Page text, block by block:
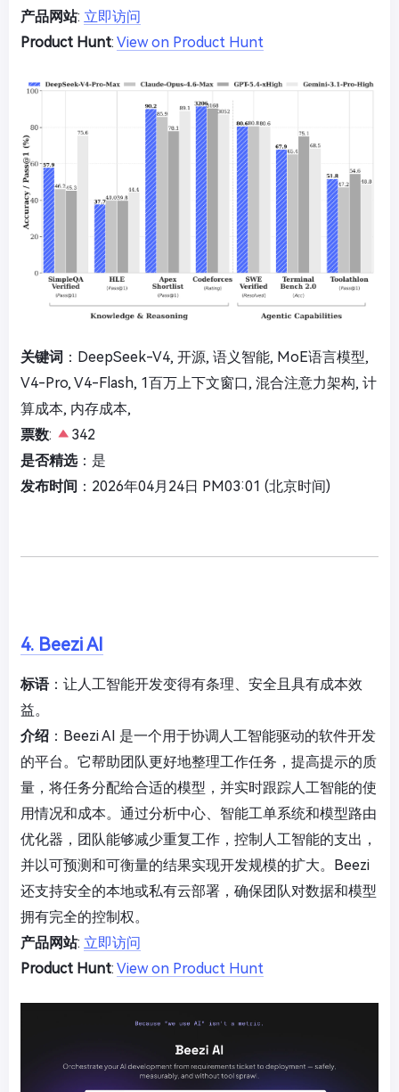
产品网站: 立即访问
Product Hunt: View on Product Hunt
关键词 ：DeepSeek-V4, 开源, 语义智能, MoE语言模型,
V4-Pro, V4-Flash, 1百万上下文窗口, 混合注意力架构, 计
算成本, 内存成本,
票数:
342
是否精选：是
发布时间 ：2026年04月24日 PM03:01 (北京时间)
4. Beezi AI
标语：让人工智能开发变得有条理、安全且具有成本效
益。
介绍 ：Beezi AI 是一个用于协调人工智能驱动的软件开发
的平台。它帮助团队更好地整理工作任务，提高提示的质
量，将任务分配给合适的模型，并实时跟踪人工智能的使
用情况和成本。通过分析中心、智能工单系统和模型路由
优化器，团队能够减少重复工作，控制人工智能的支出，
并以可预测和可衡量的结果实现开发规模的扩大。Beezi
还支持安全的本地或私有云部署，确保团队对数据和模型
拥有完全的控制权。
产品网站: 立即访问
Product Hunt: View on Product Hunt